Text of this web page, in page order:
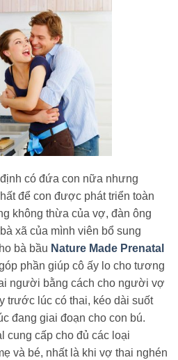
có đứa con nữa nhưng
để con được phát triển toàn
không thừa của vợ, đàn ông
xã của mình viên bổ sung
bà bầu Nature Made Prenatal
phần giúp cô ấy lo cho tương
người bằng cách cho người vợ
trước lúc có thai, kéo dài suốt
đang giai đoạn cho con bú.
cung cấp cho đủ các loại
và bé, nhất là khi vợ thai nghén